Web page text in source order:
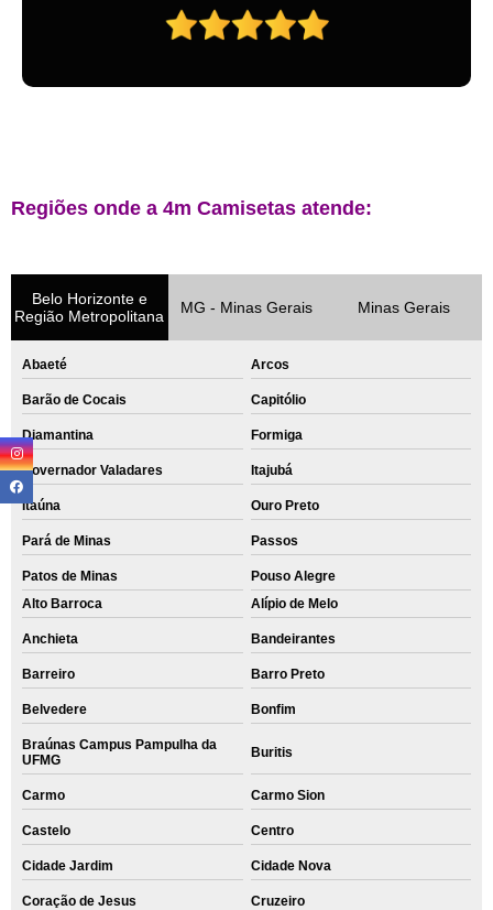
Regiões onde a 4m Camisetas atende:
Belo Horizonte e
Região Metropolitana
MG - Minas Gerais Minas Gerais
Abaeté Arcos
Barão de Cocais Capitólio
Diamantina Formiga
Governador Valadares Itajubá
Itaúna Ouro Preto
Pará de Minas Passos
Patos de Minas
Pouso Alegre
Alto Barroca
Alípio de Melo
Anchieta Bandeirantes
Barreiro Barro Preto
Belvedere Bonfim
Braúnas Campus Pampulha da
UFMG
Buritis
Carmo Carmo Sion
Castelo Centro
Cidade Jardim Cidade Nova
Coração de Jesus Cruzeiro